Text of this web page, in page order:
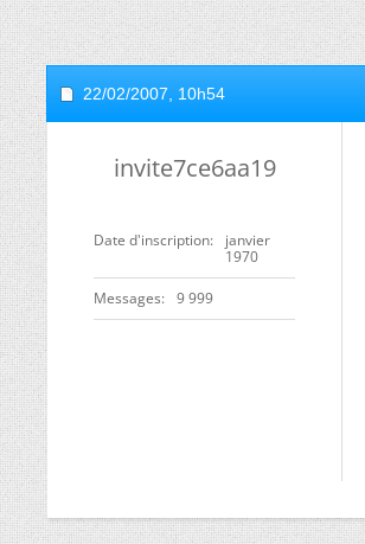
22/02/2007, 10h54
invite7ce6aa19
Date d'inscription
janvier
1970
Messages 9 999